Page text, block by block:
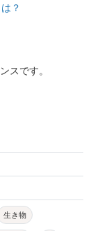
？
スです。
生き物